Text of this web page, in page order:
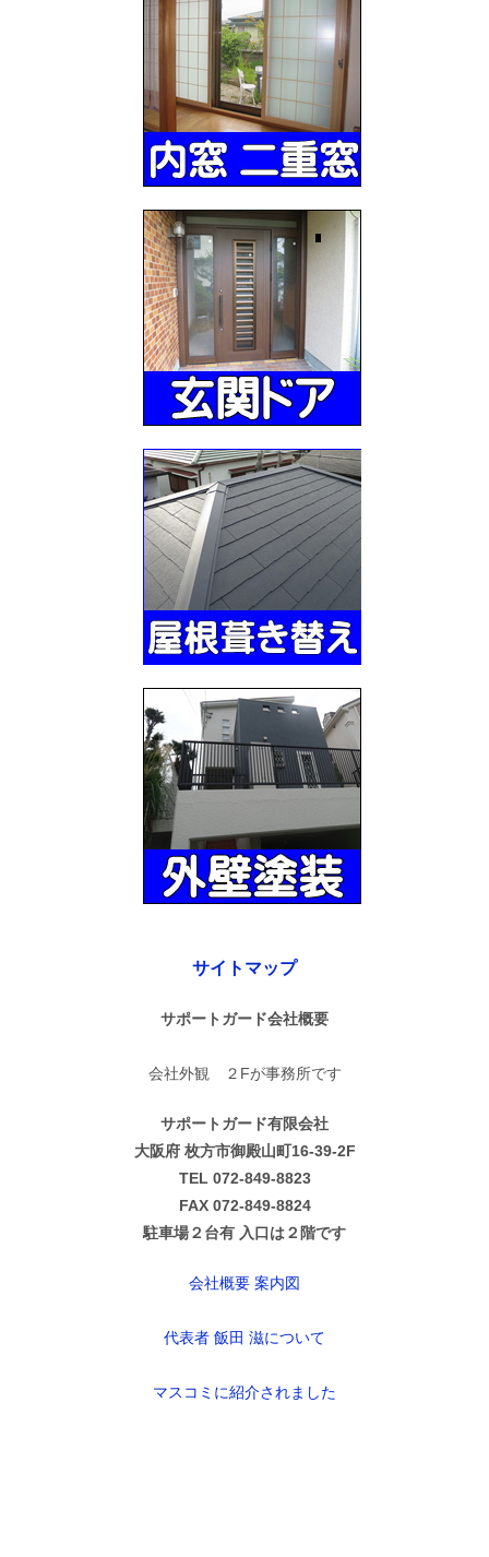
サイトマップ
サポートガード会社概要
会社外観 ２Fが事務所です
サポートガード有限会社
大阪府 枚方市御殿山町16-39-2F
TEL 072-849-8823
FAX 072-849-8824
駐車場２台有 入口は２階です
会社概要 案内図
代表者 飯田 滋について
マスコミに紹介されました